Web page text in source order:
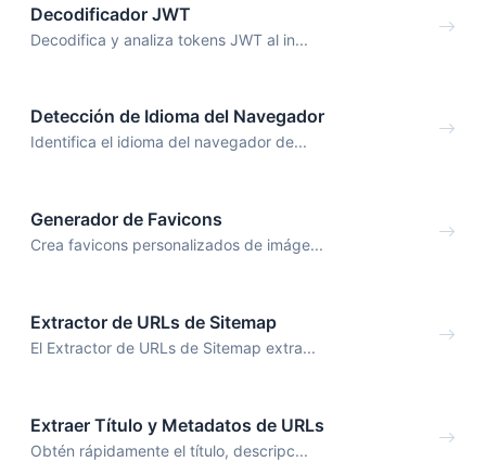
Decodificador JWT
Decodifica y analiza tokens JWT al in...
Detección de Idioma del Navegador
Identifica el idioma del navegador de...
Generador de Favicons
Crea favicons personalizados de imáge...
Extractor de URLs de Sitemap
El Extractor de URLs de Sitemap extra...
Extraer Título y Metadatos de URLs
Obtén rápidamente el título, descripc...